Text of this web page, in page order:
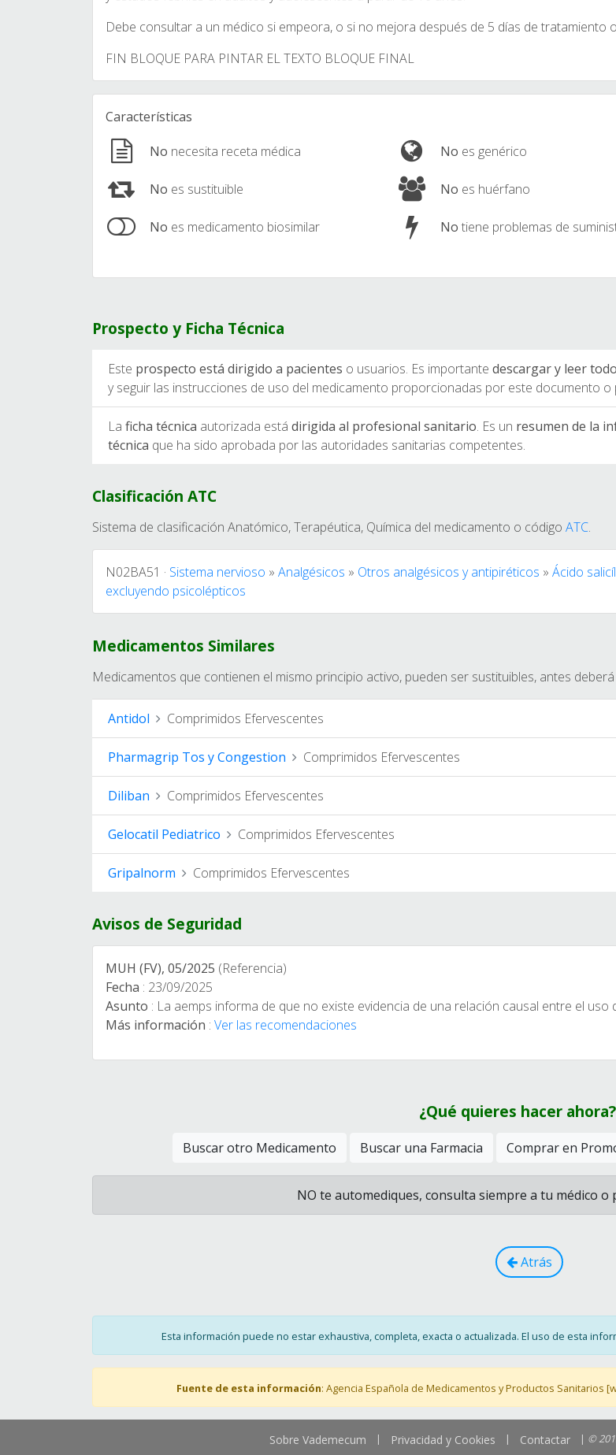
Debe consultar a un médico si empeora, o si no mejora después de 5 días de
FIN BLOQUE PARA PINTAR EL TEXTO BLOQUE FINAL
Características
No necesita receta médica No es genérico
No es sustituible No es huérfano
No es medicamento biosimilar No tiene problemas de
Prospecto y Ficha Técnica
Este prospecto está dirigido a pacientes o usuarios. Es importante descargar y leer
y seguir las instrucciones de uso del medicamento proporcionadas por este documento
La ficha técnica autorizada está dirigida al profesional sanitario. Es un resumen de la
técnica que ha sido aprobada por las autoridades sanitarias competentes.
Clasificación ATC
Sistema de clasificación Anatómico, Terapéutica, Química del medicamento o código ATC.
N02BA51 · Sistema nervioso » Analgésicos » Otros analgésicos y antipiréticos » Ácido
excluyendo psicolépticos
Medicamentos Similares
Medicamentos que contienen el mismo principio activo, pueden ser sustituibles, antes
Antidol Comprimidos Efervescentes
Pharmagrip Tos y Congestion Comprimidos Efervescentes
Diliban Comprimidos Efervescentes
Gelocatil Pediatrico Comprimidos Efervescentes
Gripalnorm Comprimidos Efervescentes
Avisos de Seguridad
MUH (FV), 05/2025 (Referencia)
Fecha : 23/09/2025
Asunto : La aemps informa de que no existe evidencia de una relación causal entre el
Más información : Ver las recomendaciones
¿Qué quieres hacer ahora?
Buscar otro Medicamento Buscar una Farmacia Comprar en
NO te automediques, consulta siempre a tu médico
Atrás
Esta información puede no estar exhaustiva, completa, exacta o actualizada. El uso de esta
Fuente de esta información: Agencia Española de Medicamentos y Productos Sanitarios
Sobre Vademecum | Privacidad y Cookies | Contactar | ©